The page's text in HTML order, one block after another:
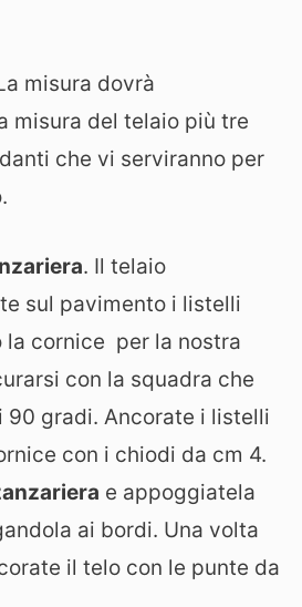
misura dovrà
misura del telaio più tre
che vi serviranno per
. Il telaio
sul pavimento i listelli
la cornice per la nostra
con la squadra che
90 gradi. Ancorate i listelli
con i chiodi da cm 4.
e appoggiatela
ai bordi. Una volta
il telo con le punte da